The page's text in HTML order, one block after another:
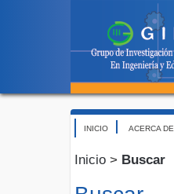
INICIO ACERCA DE
Inicio > Buscar